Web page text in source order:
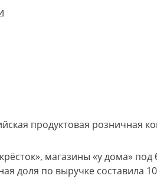
продуктовая розничная
магазины «у дома»
доля по выручке составила